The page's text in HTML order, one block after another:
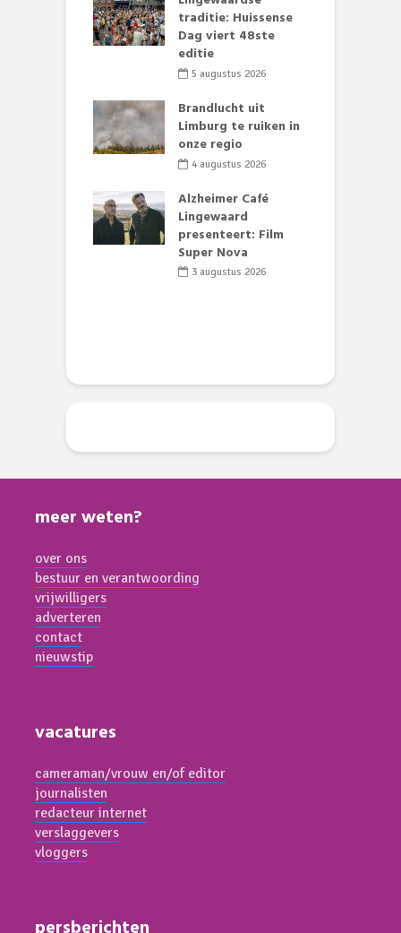
traditie: Huissense
Dag viert 48ste
editie
5 augustus 2026
Brandlucht uit
Limburg te ruiken in
onze regio
4 augustus 2026
Alzheimer Café
Lingewaard
presenteert: Film
Super Nova
3 augustus 2026
meer weten?
over ons
bestuur en verantwoording
vrijwilligers
adverteren
contact
nieuwstip
vacatures
cameraman/vrouw en/of editor
journalisten
redacteur internet
verslaggevers
vloggers